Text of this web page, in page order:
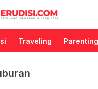
Jawaban dan Inspirasi
Traveling Parenting